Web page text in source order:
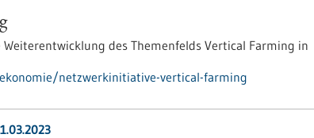
des Themenfelds Vertical Farming in
netzwerkinitiative-vertical-farming